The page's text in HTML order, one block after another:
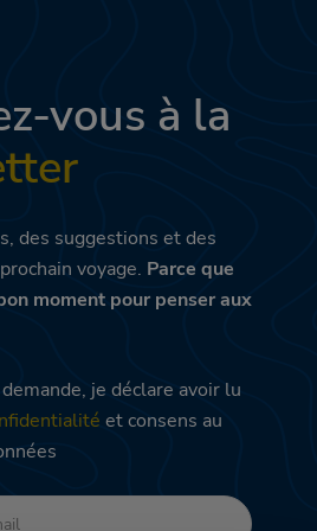
vous à la
des suggestions et des
voyage. Parce que
moment pour penser aux
je déclare avoir lu
et consens au